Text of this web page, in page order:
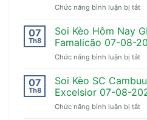
Chức năng bình luận bị tắtở
–
Cơ
07
Th8
Soi Kèo Hôm Nay
Famalicão 07-08-
Chức năng bình luận bị tắtở
GD
07
Th8
Soi Kèo SC
Excelsior 07-08-
Chức năng bình luận bị tắtở